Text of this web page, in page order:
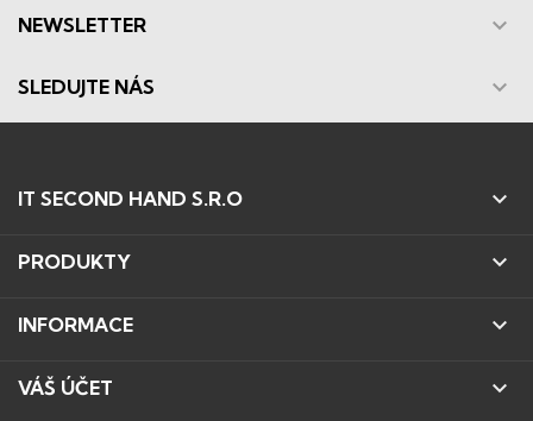
NEWSLETTER 
SLEDUJTE NÁS 
IT SECOND HAND S.R.O 
PRODUKTY 
INFORMACE 
VÁŠ ÚČET 